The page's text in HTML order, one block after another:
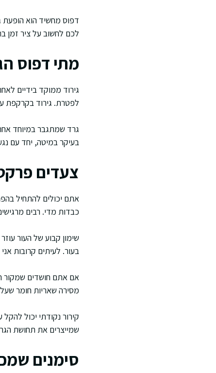
דפוס מחשיד הוא הופעת
לכם לחשוב על ציר זמן
מתי דפוס
גירוד ממוקד בידיים
לפטרת. גירוד בקרקפת
גרד שמתגבר במיוחד
בעיקר במיטה, יחד עם
צעדים
אתם יכולים להתחיל
כבדות מדי. רבים
שימון קבוע של העור
בעור. לעיתים קרובות
אם אתם חושדים שמקור
מסירה שאריות חומר
קירור נקודתי יכול
שמייצרים את תחושת
סימנים